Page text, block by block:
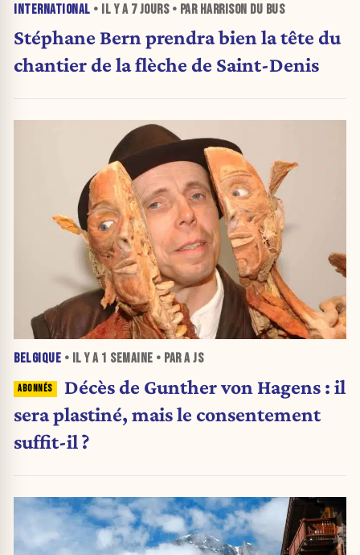
INTERNATIONAL • IL Y A 7 JOURS• PAR HARRISON DU BUS
Stéphane Bern prendra bien la tête du
chantier de la flèche de Saint-Denis
BELGIQUE • IL Y A 1 SEMAINE • PAR A JS
Décès de Gunther von Hagens : il
sera plastiné, mais le consentement
suffit-il ?